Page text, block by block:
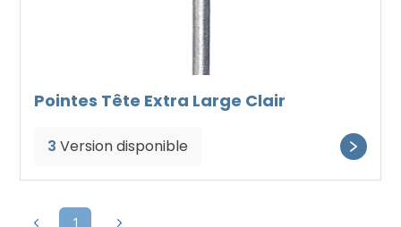
Pointes Tête Extra Large Clair
3 Version disponible
1